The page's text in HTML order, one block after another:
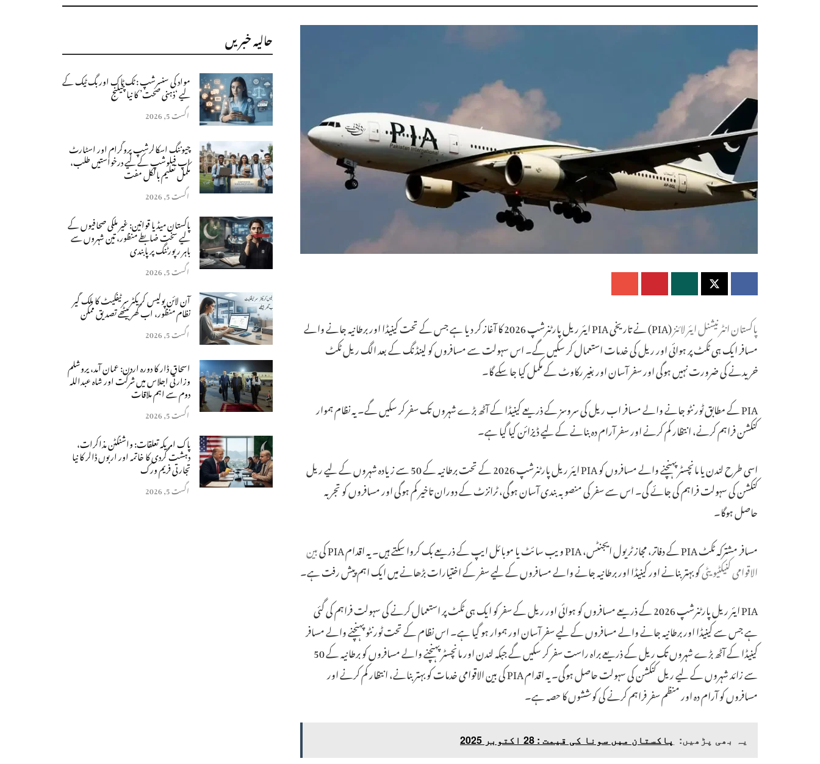
پاکستان انٹرنیشنل ایئر لائنز
(PIA) نے تاریخی PIA ایئر ریل پارٹنرشپ 2026 کا آغاز کر دیا ہے جس کے تحت کینیڈا اور برطانیہ جانے والے
مسافر ایک ہی ٹکٹ پر ہوائی اور ریل کی خدمات استعمال کر سکیں گے۔ اس سہولت سے مسافروں کو لینڈنگ کے بعد الگ ریل ٹکٹ
خریدنے کی ضرورت نہیں ہوگی اور سفر آسان اور بغیر رکاوٹ کے مکمل کیا جا سکے گا۔
PIA کے مطابق ٹورنٹو جانے والے مسافر اب ریل کی سروسز کے ذریعے کینیڈا کے آٹھ بڑے شہروں تک سفر کر سکیں گے۔ یہ نظام ہموار
کنکشن فراہم کرنے، انتظار کم کرنے اور سفر آرام دہ بنانے کے لیے ڈیزائن کیا گیا ہے۔
اسی طرح لندن یا مانچسٹر پہنچنے والے مسافروں کو PIA ایئر ریل پارٹنرشپ 2026 کے تحت برطانیہ کے 50 سے زیادہ شہروں کے لیے ریل
کنکشن کی سہولت فراہم کی جائے گی۔ اس سے سفر کی منصوبہ بندی آسان ہوگی، ٹرانزٹ کے دوران تاخیر کم ہوگی اور مسافروں کو تجربہ
حاصل ہوگا۔
مسافر مشترکہ ٹکٹ PIA کے دفاتر، مجاز ٹریول ایجنٹس، PIA ویب سائٹ یا موبائل ایپ کے ذریعے بک کروا سکتے ہیں۔ یہ اقدام PIA کی
بین
الاقوامی کنیکٹیویٹیکو بہتر بنانے اور کینیڈا اور برطانیہ جانے والے مسافروں کے لیے سفر کے اختیارات بڑھانے میں ایک اہم پیش رفت ہے۔
PIA ایئر ریل پارٹنرشپ 2026 کے ذریعے مسافروں کو ہوائی اور ریل کے سفر کو ایک ہی ٹکٹ پر استعمال کرنے کی سہولت فراہم کی گئی
ہے جس سے کینیڈا اور برطانیہ جانے والے مسافروں کے لیے سفر آسان اور ہموار ہو گیا ہے۔ اس نظام کے تحت ٹورنٹو پہنچنے والے مسافر
کینیڈا کے آٹھ بڑے شہروں تک ریل کے ذریعے براہ راست سفر کر سکیں گے جبکہ لندن اور مانچسٹر پہنچنے والے مسافروں کو برطانیہ کے 50
سے زائد شہروں کے لیے ریل کنکشن کی سہولت حاصل ہوگی۔ یہ اقدام PIA کی بین الاقوامی خدمات کو بہتر بنانے، انتظار کم کرنے اور
مسافروں کو آرام دہ اور منظم سفر فراہم کرنے کی کوششوں کا حصہ ہے۔
یہ بھی پڑھیں: پاکستان میں سونا کی قیمت : 28 اکتوبر 2025
حالیہ خبریں
مواد کی سنسرشپ : ٹک ٹاک اور بگ ٹیک کے
لیے ‘ذہنی صحت’ کا نیا چیلنج
اگست 5, 2026
چیوننگ اسکالرشپ پروگرام اور اسٹارٹ
اپ فیلوشپ کے لیے درخواستیں طلب،
مکمل تعلیم بالکل مفت
اگست 5, 2026
پاکستان میڈیا قوانین: غیر ملکی صحافیوں کے
لیے سخت ضابطے منظور، تین شہروں سے
باہر رپورٹنگ پر پابندی
اگست 5, 2026
آن لائن پولیس کریکٹر سرٹیفکیٹ کا ملک گیر
نظام منظور، اب گھر بیٹھے تصدیق ممکن
اگست 5, 2026
اسحاق ڈار کا دورہ اردن: عمان آمد، یروشلم
وزارتی اجلاس میں شرکت اور شاہ عبداللہ
دوم سے اہم ملاقات
اگست 5, 2026
پاک امریکہ تعلقات: واشنگٹن مذاکرات،
دہشت گردی کا خاتمہ اور اربوں ڈالر کا نیا
تجارتی فریم ورک
اگست 5, 2026